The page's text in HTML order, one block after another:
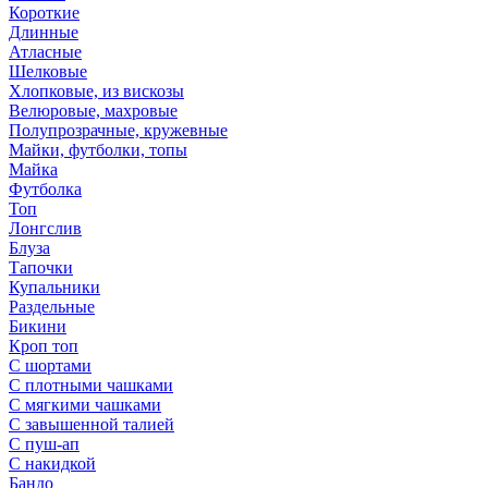
Короткие
Длинные
Атласные
Шелковые
Хлопковые, из вискозы
Велюровые, махровые
Полупрозрачные, кружевные
Майки, футболки, топы
Майка
Футболка
Топ
Лонгслив
Блуза
Тапочки
Купальники
Раздельные
Бикини
Кроп топ
С шортами
С плотными чашками
С мягкими чашками
С завышенной талией
С пуш-ап
С накидкой
Бандо